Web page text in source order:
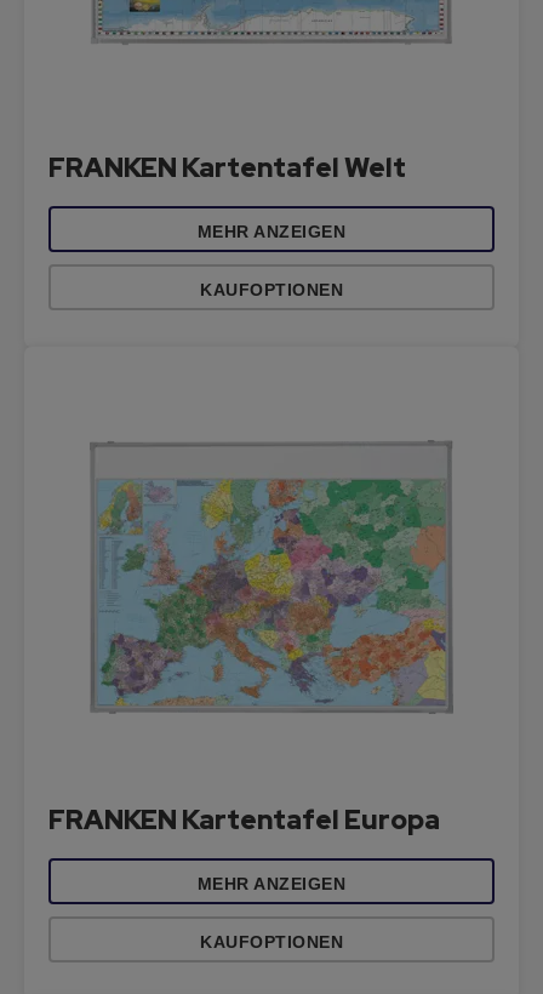
FRANKEN Kartentafel Welt
MEHR ANZEIGEN
KAUFOPTIONEN
FRANKEN Kartentafel Europa
MEHR ANZEIGEN
KAUFOPTIONEN